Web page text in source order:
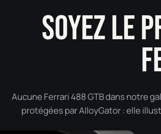
SOYEZ LE
Aucune Ferrari 488 GTB dans notre
protégées par AlloyGator : elle